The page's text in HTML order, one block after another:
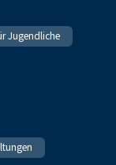
Jugendliche